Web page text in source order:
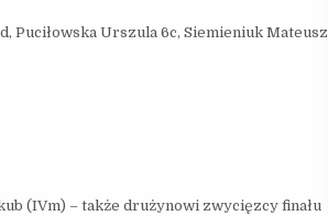
Puciłowska Urszula 6c, Siemieniuk Mateusz
(IVm) – także drużynowi zwycięzcy finału